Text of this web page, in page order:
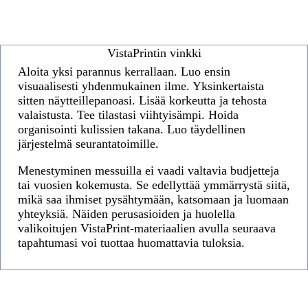
VistaPrintin vinkki
Aloita yksi parannus kerrallaan. Luo ensin
visuaalisesti yhdenmukainen ilme. Yksinkertaista
sitten näytteillepanoasi. Lisää korkeutta ja tehosta
valaistusta. Tee tilastasi viihtyisämpi. Hoida
organisointi kulissien takana. Luo täydellinen
järjestelmä seurantatoimille.
Menestyminen messuilla ei vaadi valtavia budjetteja
tai vuosien kokemusta. Se edellyttää ymmärrystä siitä,
mikä saa ihmiset pysähtymään, katsomaan ja luomaan
yhteyksiä. Näiden perusasioiden ja huolella
valikoitujen VistaPrint-materiaalien avulla seuraava
tapahtumasi voi tuottaa huomattavia tuloksia.